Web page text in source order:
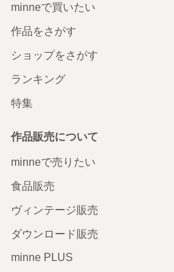
minneで買いたい
作品をさがす
ショップをさがす
ランキング
特集
作品販売について
minneで売りたい
食品販売
ヴィンテージ販売
ダウンロード販売
minne PLUS